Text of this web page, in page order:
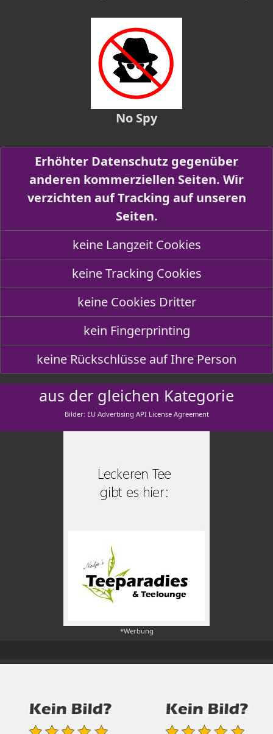
No Spy
Erhöhter Datenschutz gegenüber
anderen kommerziellen Seiten. Wir
verzichten auf Tracking auf unseren
Seiten.
keine Langzeit Cookies
keine Tracking Cookies
keine Cookies Dritter
kein Fingerprinting
keine Rückschlüsse auf Ihre Person
aus der gleichen Kategorie
Bilder: EU Advertising API License Agreement
*Werbung